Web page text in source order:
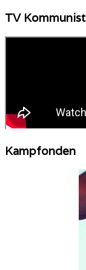
TV Kommunist
Kampfonden